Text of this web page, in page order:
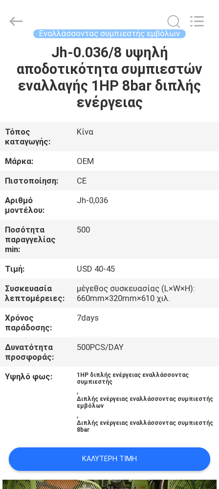
ΠΡΟΪΌΝΤΑ
ΜΕ
ΕΜΆΣ
ΕΠΙΣΚΈΨΕΙΣ
ΣΤΟ
ΕΡΓΟΣΤΆΣΙΟ
ΈΛΕΓΧΟΣ
ΠΟΙΌΤΗΤΑΣ
ΕΠΙΚΟΙΝΩΝΉΣΤΕ
ΜΑΖΊ
ΜΑΣ
ΕΙΔΉΣΕΙΣ
SITEMAP
Machinery
Εναλλάσσοντας συμπιεστής εμβόλων
Jh-0.036/8 υψηλή
αποδοτικότητα συμπιεστών
εναλλαγής 1HP 8bar διπλής
ενέργειας
Τόπος
καταγωγής:
Κίνα
Μάρκα:
OEM
Πιστοποίηση:
CE
Αριθμό
μοντέλου:
Jh-0,036
Ποσότητα
παραγγελίας
min:
500
Τιμή:
USD 40-45
Συσκευασία
λεπτομέρειες:
μέγεθος συσκευασίας (L×W×H):
660mm×320mm×610 χιλ.
Χρόνος
παράδοσης:
7days
Δυνατότητα
προσφοράς:
500PCS/DAY
Υψηλό φως:
1HP διπλής ενέργειας εναλλάσσοντας
συμπιεστής
,
Διπλής ενέργειας εναλλάσσοντας συμπιεστής
εμβόλων
,
Διπλής ενέργειας εναλλάσσοντας συμπιεστής
8bar
ΚΑΛΎΤΕΡΗ ΤΙΜΉ